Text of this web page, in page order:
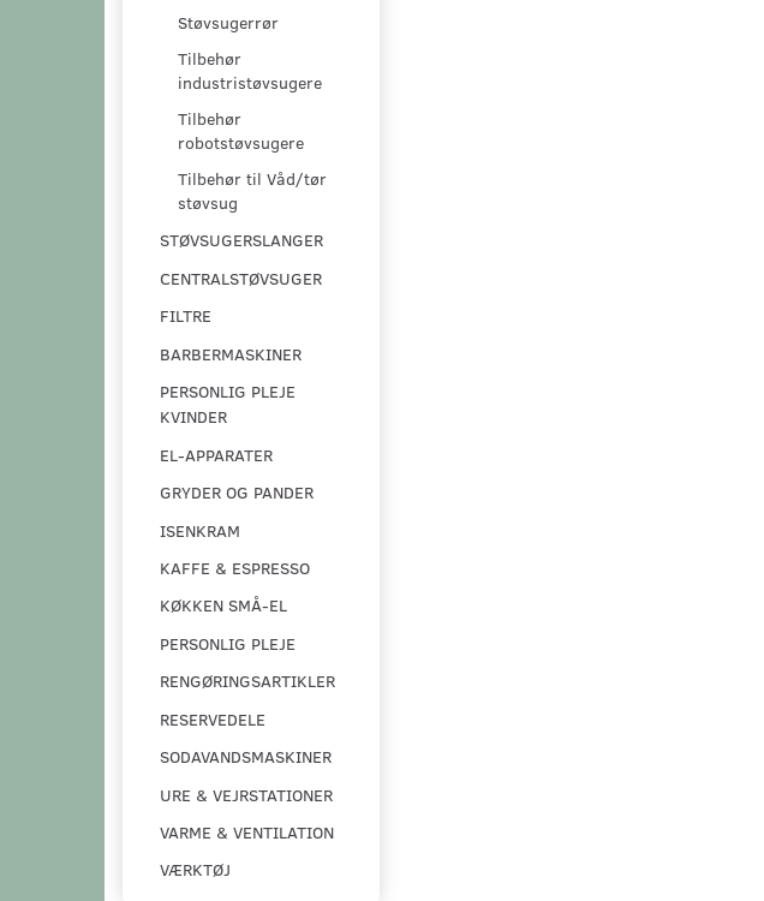
Støvsugerrør
Tilbehør
industristøvsugere
Tilbehør
robotstøvsugere
Tilbehør til Våd/tør
støvsug
STØVSUGERSLANGER
CENTRALSTØVSUGER
FILTRE
BARBERMASKINER
PERSONLIG PLEJE
KVINDER
EL-APPARATER
GRYDER OG PANDER
ISENKRAM
KAFFE & ESPRESSO
KØKKEN SMÅ-EL
PERSONLIG PLEJE
RENGØRINGSARTIKLER
RESERVEDELE
SODAVANDSMASKINER
URE & VEJRSTATIONER
VARME & VENTILATION
VÆRKTØJ